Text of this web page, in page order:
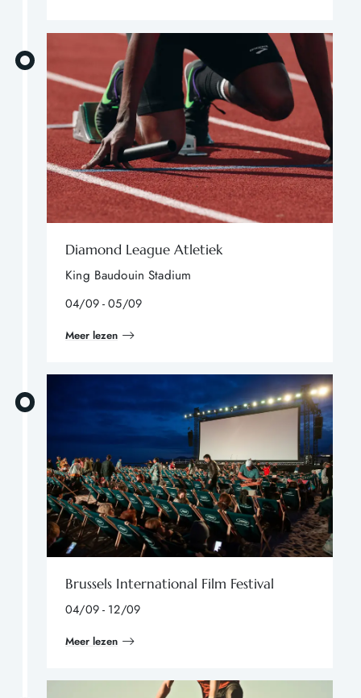
Diamond League Atletiek
King Baudouin Stadium
04/09 - 05/09
Meer lezen
Brussels International Film Festival
04/09 - 12/09
Meer lezen